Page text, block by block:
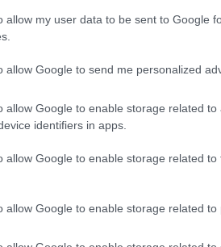
allow my user data to be sent to Google
allow Google to send me personalized
allow Google to enable storage related to
identifiers in apps.
allow Google to enable storage related
allow Google to enable storage related to
a strojové
na
lyžích – I.
15.01.2026
jejich skluz. Existuje ale
kluzné vlastnosti skluznice